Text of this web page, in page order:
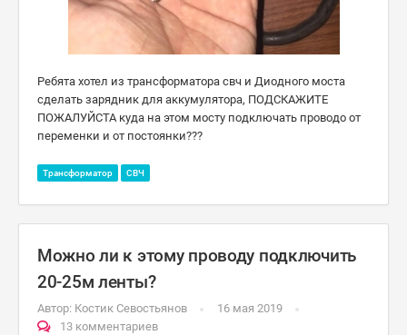
Ребята хотел из трансформатора свч и Диодного моста
сделать зарядник для аккумулятора, ПОДСКАЖИТЕ
ПОЖАЛУЙСТА куда на этом мосту подключать проводо от
переменки и от постоянки???
Трансформатор СВЧ
Можно ли к этому проводу подключить
20-25м ленты?
Автор: Костик Севостьянов
16 мая 2019
13 комментариев